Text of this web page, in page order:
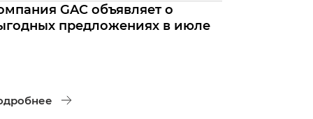
GAC объявляет о
предложениях в июле